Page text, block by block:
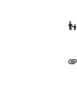
escalator_warning
attachment